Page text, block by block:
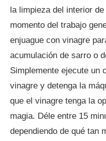
la limpieza del interior
momento del trabajo
enjuague con vinagre
acumulación de sarro o
Simplemente ejecute un
vinagre y detenga la
que el vinagre tenga la
magia. Déle entre 15
dependiendo de qué tan